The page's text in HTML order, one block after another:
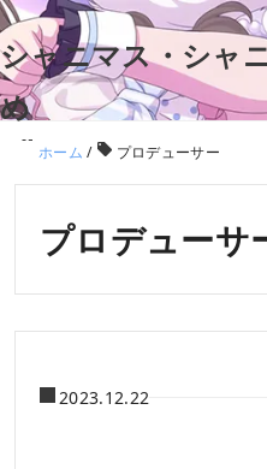
シャニマス・シャ
め
ホーム / プロデューサー
プロデューサ
2023.12.22